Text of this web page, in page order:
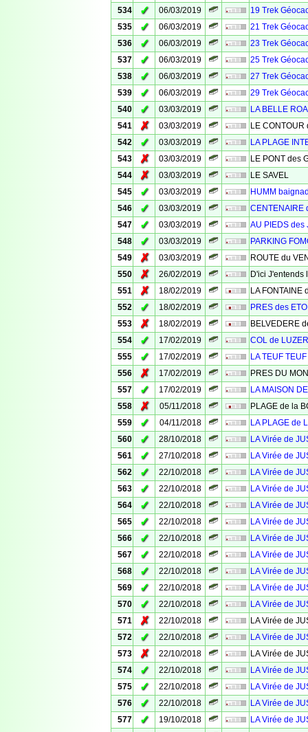
534
✓ 06/03/2019
19 Trek
535
✓ 06/03/2019
21 Trek
536
✓ 06/03/2019
23 Trek
537
✓ 06/03/2019
25 Trek
538
✓ 06/03/2019
27 Trek
539
✓ 06/03/2019
29 Trek
540
✓ 03/03/2019
LA BELLE
541
✗ 03/03/2019
LE
542
✓ 03/03/2019
LA PLAGE
543
✗ 03/03/2019
LE PONT des
544
✗ 03/03/2019
LE SAVEL
545
✓ 03/03/2019
HUMM
546
✓ 03/03/2019
CENTENAIRE
547
✓ 03/03/2019
AU PIEDS des
548
✓ 03/03/2019
PARKING
549
✗ 03/03/2019
ROUTE du
550
✗ 26/02/2019
D'ici J'entends
551
✗ 18/02/2019
LA FONTAINE
552
✓ 18/02/2019
PRES des
553
✗ 18/02/2019
BELVEDERE
554
✓ 17/02/2019
COL de
555
✓ 17/02/2019
LA TEUF TEUF
556
✗ 17/02/2019
PRES DU
557
✓ 17/02/2019
LA MAISON
558
✗ 05/11/2018
PLAGE de la
559
✓ 04/11/2018
LA PLAGE de
560
✓ 28/10/2018
LA Virée de
561
✓ 27/10/2018
LA Virée de
562
✓ 22/10/2018
LA Virée de
563
✓ 22/10/2018
LA Virée de
564
✓ 22/10/2018
LA Virée de
565
✓ 22/10/2018
LA Virée de
566
✓ 22/10/2018
LA Virée de
567
✓ 22/10/2018
LA Virée de
568
✓ 22/10/2018
LA Virée de
569
✓ 22/10/2018
LA Virée de
570
✓ 22/10/2018
LA Virée de
571
✗ 22/10/2018
LA Virée de
572
✓ 22/10/2018
LA Virée de
573
✗ 22/10/2018
LA Virée de
574
✓ 22/10/2018
LA Virée de
575
✓ 22/10/2018
LA Virée de
576
✓ 22/10/2018
LA Virée de
577
✓ 19/10/2018
LA Virée de